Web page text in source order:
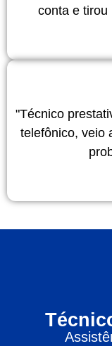
conta e tirou
"Técnico
telefônico, veio